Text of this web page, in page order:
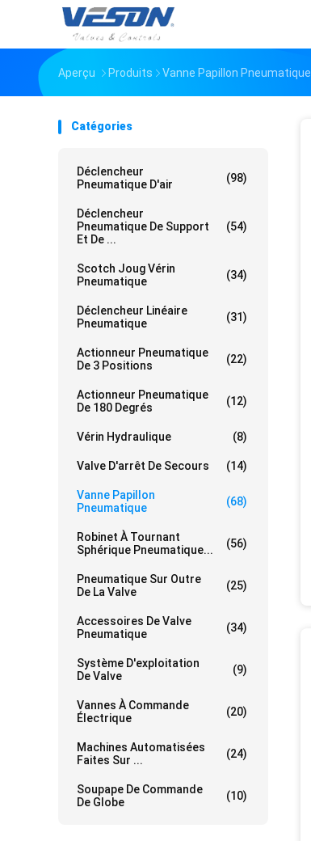
Aperçu Produits Vanne Papillon Pneumatique
Catégories
Déclencheur
Pneumatique D'air
(98)
Déclencheur
Pneumatique De Support
Et De ...
(54)
Scotch Joug Vérin
Pneumatique
(34)
Déclencheur Linéaire
Pneumatique
(31)
Actionneur Pneumatique
De 3 Positions
(22)
Actionneur Pneumatique
De 180 Degrés
(12)
Vérin Hydraulique (8)
Valve D'arrêt De Secours (14)
Vanne Papillon
Pneumatique
(68)
Robinet À Tournant
Sphérique Pneumatique...
(56)
Pneumatique Sur Outre
De La Valve
(25)
Accessoires De Valve
Pneumatique
(34)
Système D'exploitation
De Valve
(9)
Vannes À Commande
Électrique
(20)
Machines Automatisées
Faites Sur ...
(24)
Soupape De Commande
De Globe
(10)